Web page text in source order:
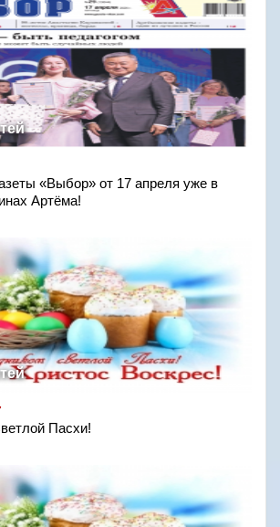
«Выбор» от 17 апреля уже в
Артёма!
Пасхи!